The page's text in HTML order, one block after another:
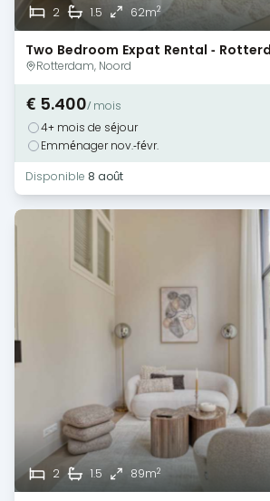
2 1.5 62m2
Two Bedroom Expat Rental -
Rotterdam, Noord
€ 5.400/ mois
4+ mois de séjour
Emménager nov.-févr.
Disponible 8 août
2 1.5 89m2